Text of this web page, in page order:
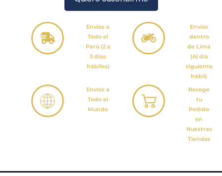
Envíos a
Todo el
Perú (2 a
3 días
hábiles)
Envíos
dentro
de Lima
(Al día
siguiente
hábil)
Envíos a
Todo el
Mundo
Recoge
tu
Pedido
en
Nuestras
Tiendas